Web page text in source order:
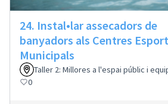
24. Instal•lar assecadors de
banyadors als Centres
Municipals
Taller 2: Millores a l'espai públic i
0